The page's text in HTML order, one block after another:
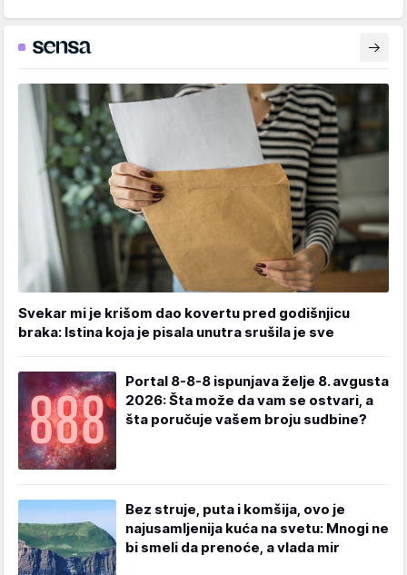
Svekar mi je krišom dao kovertu pred godišnjicu
braka: Istina koja je pisala unutra srušila je sve
Portal 8-8-8 ispunjava želje 8. avgusta
2026: Šta može da vam se ostvari, a
šta poručuje vašem broju sudbine?
Bez struje, puta i komšija, ovo je
najusamljenija kuća na svetu: Mnogi ne
bi smeli da prenoće, a vlada mir